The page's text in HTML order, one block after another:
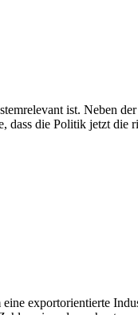
ist. Neben
die Politik jetzt
exportorientierte